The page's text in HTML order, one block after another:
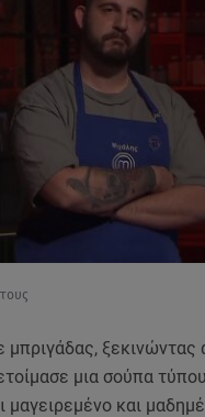
ξεκινώντας
μια σούπα
και